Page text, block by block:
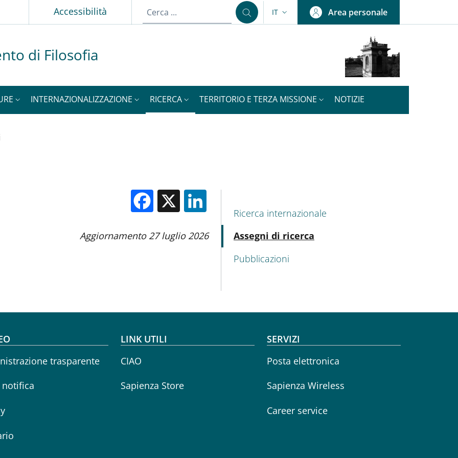
Accessibilità SELETTORE LINGUA: CURRENT LANGUAGE
IT Area personale
di Filosofia
INTERNAZIONALIZZAZIONE RICERCA TERRITORIO E TERZA MISSIONE NOTIZIE
Facebook
X
Aggiornamento 27 luglio 2026
MENU CEV SECOND NAVIGATION
Ricerca internazionale
Assegni di ricerca
Pubblicazioni
menu
trasparente
LINK UTILI
CIAO
Sapienza Store
SERVIZI
Posta elettronica
Sapienza Wireless
Career service